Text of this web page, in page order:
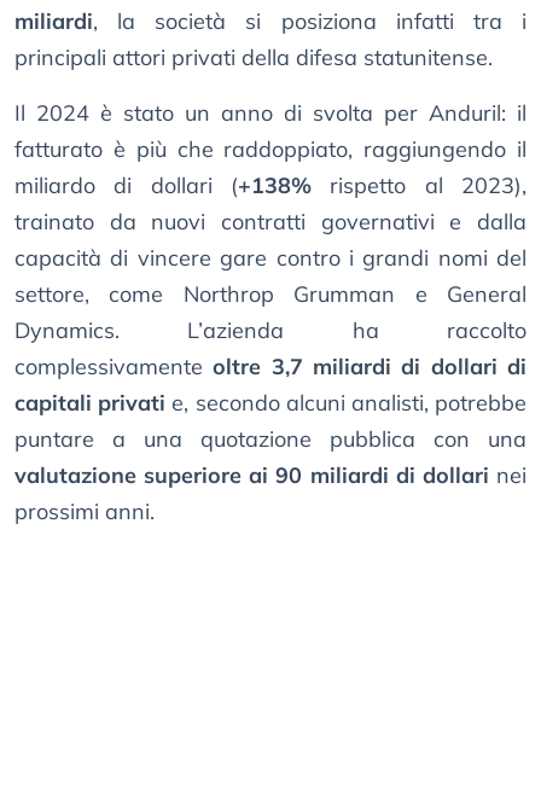
miliardi, la società si posiziona infatti tra i
principali attori privati della difesa statunitense.
Il 2024 è stato un anno di svolta per Anduril: il
fatturato è più che raddoppiato, raggiungendo il
miliardo di dollari (+138% rispetto al 2023),
trainato da nuovi contratti governativi e dalla
capacità di vincere gare contro i grandi nomi del
settore, come Northrop Grumman e General
Dynamics. L’azienda ha raccolto
complessivamenteoltre 3,7 miliardi di dollari di
capitali privati e, secondo alcuni analisti, potrebbe
puntare a una quotazione pubblica con una
valutazione superiore ai 90 miliardi di dollari nei
prossimi anni.